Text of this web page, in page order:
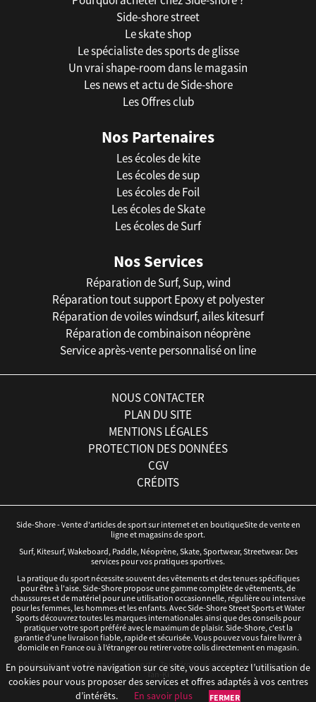
Side-shore street
Le skate shop
Le spécialiste des sports de glisse
Un vrai shape-room dans le magasin
Les news et actu de Side-shore
Les Offres club
Nos Partenaires
Les écoles de kite
Les écoles de sup
Les écoles de Foil
Les écoles de Skate
Les écoles de Surf
Nos Services
Réparation de Surf, Sup, wind
Réparation tout support Epoxy et polyester
Réparation de voiles windsurf, ailes kitesurf
Réparation de combinaison néoprène
Service après-vente personnalisé on line
NOUS CONTACTER
PLAN DU SITE
MENTIONS LÉGALES
PROTECTION DES DONNÉES
CGV
CRÉDITS
Side-Shore - Vente d'articles de sport sur internet et en boutiqueSite de vente en
ligne et magasins de sport.
Surf, Kitesurf, Wakeboard, Paddle, Néoprène, Skate, Sportwear, Streetwear. Des
services pour vos pratiques sportives.
La pratique du sport nécessite souvent des vêtements et des tenues spécifiques
pour être à l'aise. Side-Shore propose une gamme complète de vêtements, de
chaussures et de matériel pour une utilisation occasionnelle, régulière ou intensive
pour les femmes, les hommes et les enfants. Avec Side-Shore Street Sports et Water
Sports découvrez toutes les marques internationales ainsi que des conseils pour
pratiquer votre sport préféré avec le maximum de plaisir. Side-Shore, c'est la
garantie d'une livraison fiable, rapide et sécurisée. Vous pouvez vous faire livrer à
domicile en France ou à l’étranger ou retirer votre colis directement en magasin.
©Side-Shore 2016 - Magasins de sports - Tous droits réservés - Réalisation :iD3ix
Tan-Ki
En poursuivant votre navigation sur ce site, vous acceptez l’utilisation de
cookies pour vous proposer des services et offres adaptés à vos centres
d’intérêts.
En savoir plus FERMER